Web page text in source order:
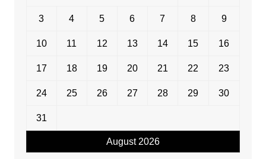
August 2026
3 4 5 6 7 8 9
10 11 12 13 14 15 16
17 18 19 20 21 22 23
24 25 26 27 28 29 30
31